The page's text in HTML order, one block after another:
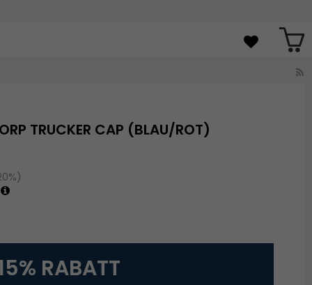
TRUCKER CAP (BLAU/ROT)
RABATT